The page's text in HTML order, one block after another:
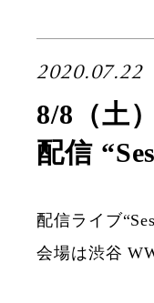
2020.07.22
8/8（土
配信
配信ライブ
会場は渋谷